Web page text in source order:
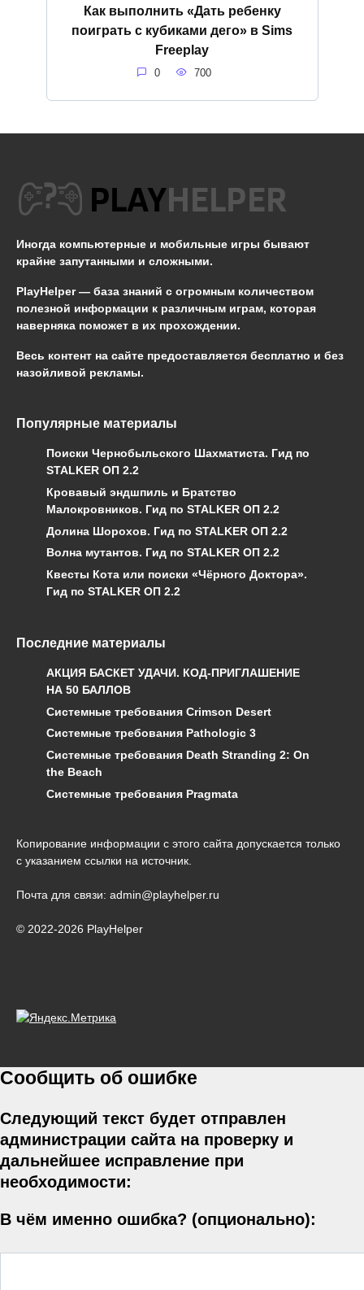
Как выполнить «Дать ребенку
поиграть с кубиками дего» в Sims
Freeplay
0 700
Иногда компьютерные и мобильные игры бывают
крайне запутанными и сложными.
PlayHelper — база знаний с огромным количеством
полезной информации к различным играм, которая
наверняка поможет в их прохождении.
Весь контент на сайте предоставляется бесплатно и без
назойливой рекламы.
Популярные материалы
Поиски Чернобыльского Шахматиста. Гид по
STALKER ОП 2.2
Кровавый эндшпиль и Братство
Малокровников. Гид по STALKER ОП 2.2
Долина Шорохов. Гид по STALKER ОП 2.2
Волна мутантов. Гид по STALKER ОП 2.2
Квесты Кота или поиски «Чёрного Доктора».
Гид по STALKER ОП 2.2
Последние материалы
АКЦИЯ БАСКЕТ УДАЧИ. КОД-ПРИГЛАШЕНИЕ
НА 50 БАЛЛОВ
Системные требования Crimson Desert
Системные требования Pathologic 3
Системные требования Death Stranding 2: On
the Beach
Системные требования Pragmata
Копирование информации с этого сайта допускается только
с указанием ссылки на источник.
Почта для связи: admin@playhelper.ru
© 2022-2026 PlayHelper
Сообщить об ошибке
Следующий текст будет отправлен
администрации сайта на проверку и
дальнейшее исправление при
необходимости:
В чём именно ошибка? (опционально):